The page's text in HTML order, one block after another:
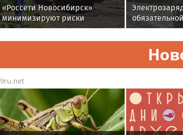
«Россети Новосибирск»
минимизируют риски
повреждений ЛЭП за счет
масштабной расчистки просек